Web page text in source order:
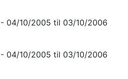
- 04/10/2005 til 03/10/2006
- 04/10/2005 til 03/10/2006